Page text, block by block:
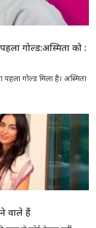
गोल्ड:अस्मिता को :
गोल्ड मिला है। अस्मिता
वाले हैं